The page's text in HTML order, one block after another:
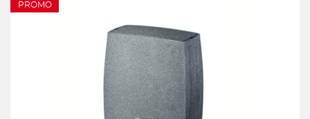
PROMO